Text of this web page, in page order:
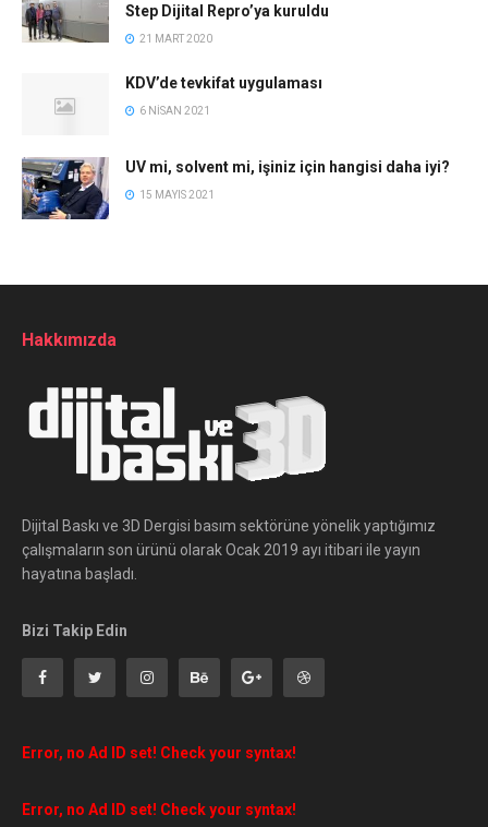
Step Dijital Repro’ya kuruldu
21 MART 2020
KDV’de tevkifat uygulaması
6 NISAN 2021
UV mi, solvent mi, işiniz için hangisi daha iyi?
15 MAYIS 2021
Hakkımızda
Dijital Baskı ve 3D Dergisi basım sektörüne yönelik yaptığımız
çalışmaların son ürünü olarak Ocak 2019 ayı itibari ile yayın
hayatına başladı.
Bizi Takip Edin
Error, no Ad ID set! Check your syntax!
Error, no Ad ID set! Check your syntax!